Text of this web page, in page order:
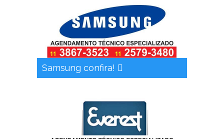
Samsung confira!